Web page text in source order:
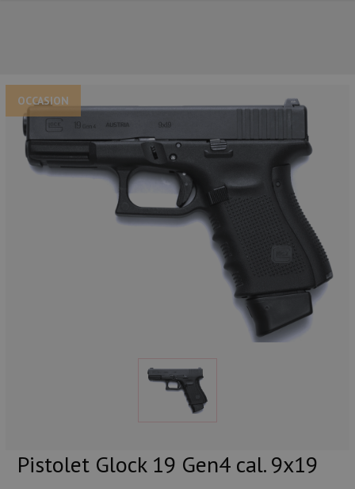
OCCASION
Pistolet Glock 19 Gen4 cal. 9x19
NOS PRINCIPALES MARQUES